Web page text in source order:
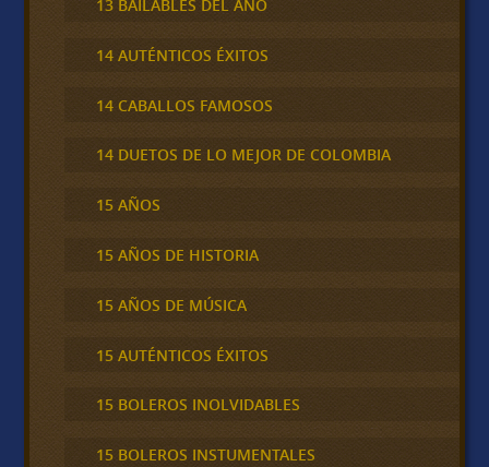
13 BAILABLES DEL AÑO
14 AUTÉNTICOS ÉXITOS
14 CABALLOS FAMOSOS
14 DUETOS DE LO MEJOR DE COLOMBIA
15 AÑOS
15 AÑOS DE HISTORIA
15 AÑOS DE MÚSICA
15 AUTÉNTICOS ÉXITOS
15 BOLEROS INOLVIDABLES
15 BOLEROS INSTUMENTALES